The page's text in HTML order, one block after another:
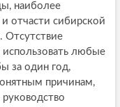
наиболее
и отчасти сибирской
Отсутствие
любые
за один год,
причинам,